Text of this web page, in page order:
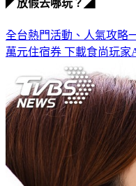
◤放假去哪玩？◢
全台熱門活動、人氣攻略
萬元住宿券 下載食尚玩家